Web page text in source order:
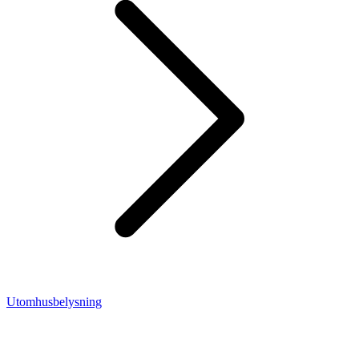
Utomhusbelysning